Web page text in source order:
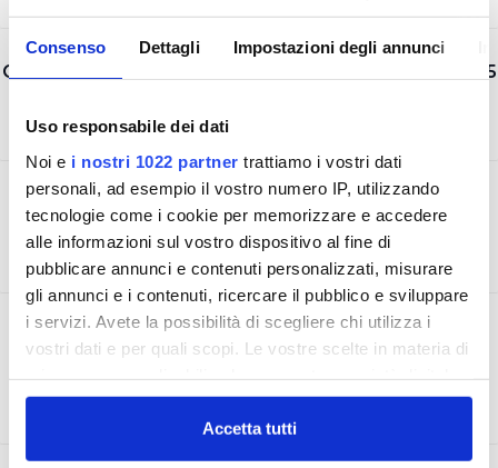
Consenso Dettagli Impostazioni degli annunci
Uso responsabile dei dati
Noi e i nostri 1022 partner trattiamo i vostri dati
personali, ad esempio il vostro numero IP, utilizzando
tecnologie come i cookie per memorizzare e accedere
alle informazioni sul vostro dispositivo al fine di
pubblicare annunci e contenuti personalizzati, misurare
gli annunci e i contenuti, ricercare il pubblico e sviluppare
i servizi. Avete la possibilità di scegliere chi utilizza i
vostri dati e per quali scopi. Le vostre scelte in materia di
in cui avete effettuato le vostre scelte. È possibile
modificare o revocare il proprio consenso in qualsiasi
momento dalla Dichiarazione sui cookie o facendo clic
Accetta tutti
CERTIFICAZIONE AMBIENTALE UNI EN ISO 14001:2015
CERTIFICAZIONE SICUREZZA UNI ISO 45001:2018
ACCREDITAMENTO LABORATORIO UNI CEI EN
ISO/IEC 17025